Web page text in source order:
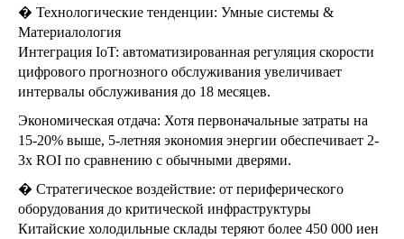
� Технологические тенденции: Умные системы &
Материалология
Интеграция IoT: автоматизированная регуляция скорости
цифрового прогнозного обслуживания увеличивает
интервалы обслуживания до 18 месяцев.
Экономическая отдача: Хотя первоначальные затраты на
15-20% выше, 5-летняя экономия энергии обеспечивает 2-
3x ROI по сравнению с обычными дверями.
� Стратегическое воздействие: от периферического
оборудования до критической инфраструктуры
Китайские холодильные склады теряют более 450 000 иен